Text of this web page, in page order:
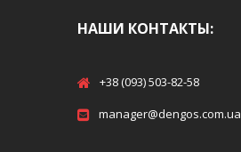
НАШИ КОНТАКТЫ:
+38 (093) 503-82-58
manager@dengos.com.ua